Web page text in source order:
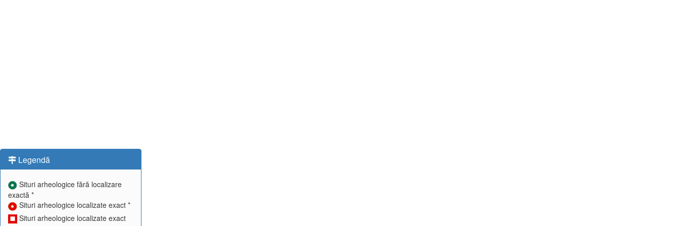
Legendă
Situri arheologice fără localizare
exactă *
Situri arheologice localizate exact *
Situri arheologice localizate exact